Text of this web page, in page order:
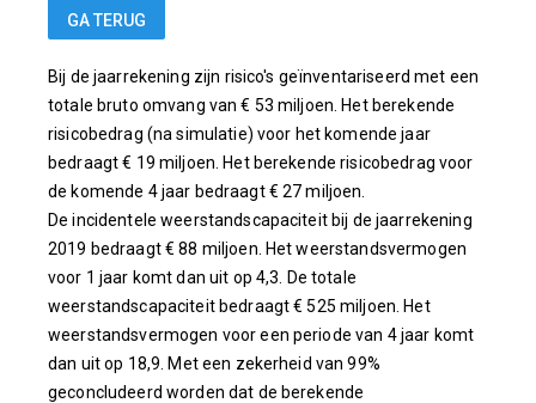
Bij de jaarrekening zijn risico's geïnventariseerd met een
totale bruto omvang van € 53 miljoen. Het berekende
risicobedrag (na simulatie) voor het komende jaar
bedraagt € 19 miljoen. Het berekende risicobedrag voor
de komende 4 jaar bedraagt € 27 miljoen.
De incidentele weerstandscapaciteit bij de jaarrekening
2019 bedraagt € 88 miljoen. Het weerstandsvermogen
voor 1 jaar komt dan uit op 4,3. De totale
weerstandscapaciteit bedraagt € 525 miljoen. Het
weerstandsvermogen voor een periode van 4 jaar komt
dan uit op 18,9. Met een zekerheid van 99%
geconcludeerd worden dat de berekende
GA TERUG